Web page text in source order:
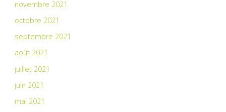
novembre 2021
octobre 2021
septembre 2021
août 2021
juillet 2021
juin 2021
mai 2021